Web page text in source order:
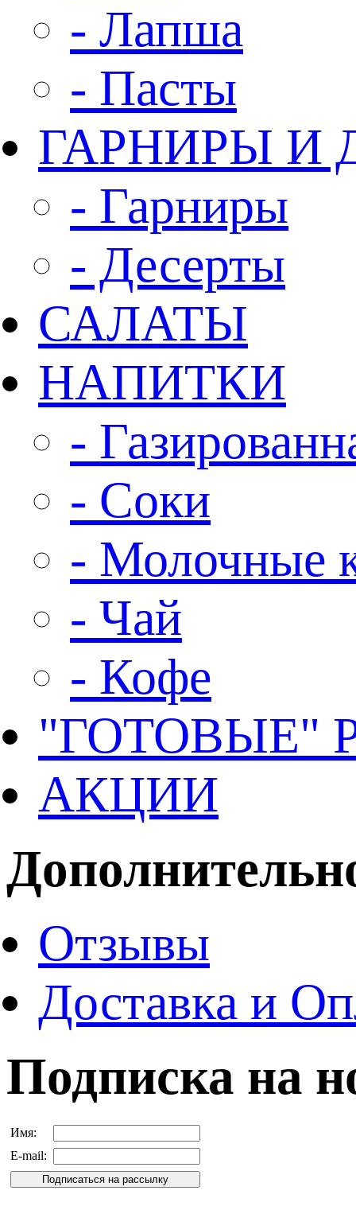
- Лапша
- Пасты
ГАРНИРЫ И
- Гарниры
- Десерты
САЛАТЫ
НАПИТКИ
-
- Соки
- Молочные
- Чай
- Кофе
"ГОТОВЫЕ"
АКЦИИ
Отзывы
Доставка и
Подписка на
Имя:
E-mail: